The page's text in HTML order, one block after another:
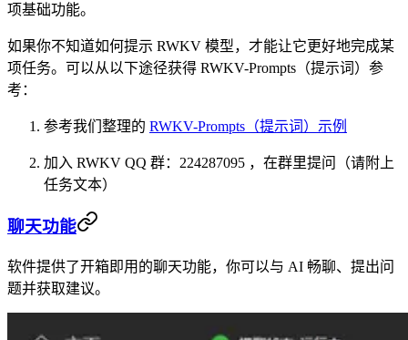
项基础功能。
如果你不知道如何提示 RWKV 模型，才能让它更好地完成某
项任务。可以从以下途径获得 RWKV-Prompts（提示词）参
考：
参考我们整理的 RWKV-Prompts（提示词）示例
加入 RWKV QQ 群：224287095 ，在群里提问（请附上
任务文本）
聊天功能
软件提供了开箱即用的聊天功能，你可以与 AI 畅聊、提出问
题并获取建议。